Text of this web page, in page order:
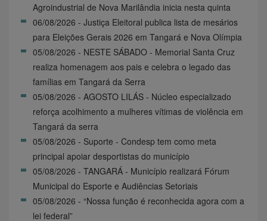
Agroindustrial de Nova Marilândia inicia nesta quinta
06/08/2026 - Justiça Eleitoral publica lista de mesários
para Eleições Gerais 2026 em Tangará e Nova Olímpia
05/08/2026 - NESTE SÁBADO - Memorial Santa Cruz
realiza homenagem aos pais e celebra o legado das
famílias em Tangará da Serra
05/08/2026 - AGOSTO LILÁS - Núcleo especializado
reforça acolhimento a mulheres vítimas de violência em
Tangará da serra
05/08/2026 - Suporte - Condesp tem como meta
principal apoiar desportistas do município
05/08/2026 - TANGARÁ - Município realizará Fórum
Municipal do Esporte e Audiências Setoriais
05/08/2026 - “Nossa função é reconhecida agora com a
lei federal”